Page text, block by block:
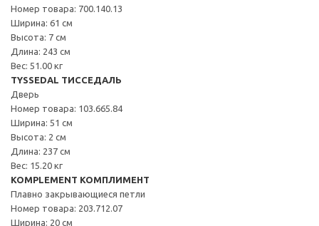
Номер товара: 700.140.13
Ширина: 61 см
Высота: 7 см
Длина: 243 см
Вес: 51.00 кг
TYSSEDAL ТИССЕДАЛЬ
Дверь
Номер товара: 103.665.84
Ширина: 51 см
Высота: 2 см
Длина: 237 см
Вес: 15.20 кг
KOMPLEMENT КОМПЛИМЕНТ
Плавно закрывающиеся петли
Номер товара: 203.712.07
Ширина: 20 см